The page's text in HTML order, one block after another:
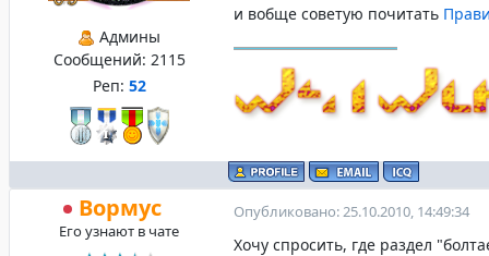
Админы
Сообщений: 2115
Реп: 52
и вобще советую почитать
Вормус
Его узнают в чате
Опубликовано: 25.10.2010, 14:49:34
Хочу спросить, где раздел